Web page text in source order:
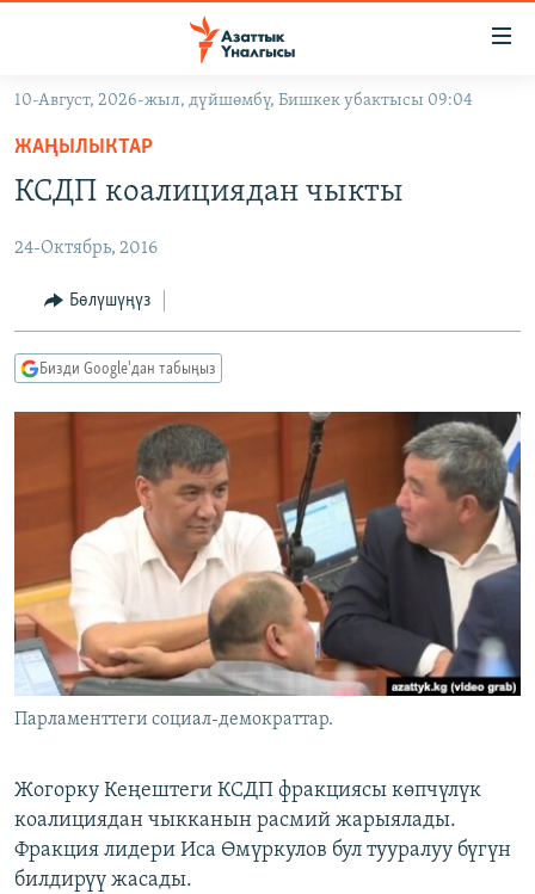
Навигацияга
өтүңүз
Издөөгө
салыңыз
САЯСАТ
ЭКОНОМИКА
ДҮЙНӨ
ДҮЙНӨ
БОРБОР АЗИЯ
УКРАИНА
АТАЙЫН ИЛИКТӨӨ
БҮГҮН АЗАТТЫКТА
ЭКСПЕРТТЕР ТАЛДАЙТ
БИЗ ЖАНА ДҮЙНӨ
ЭЖЕ-СИҢДИЛЕР
АЗАТТЫК+
ЫҢГАЙСЫЗ СУРООЛОР
ПОДКАСТ
ӨЗГӨЧӨ ПИКИР
Русский
ОНЛАЙН ШЕРИНЕ
ЭЕ/АРнун бардык сайттары
10-Август, 2026-жыл, дүйшөмбү, Бишкек убактысы 09:04
ЖАҢЫЛЫКТАР
КСДП коалициядан чыкты
24-Октябрь, 2016
Бөлүшүңүз
Бизди Google'дан табыңыз
Парламенттеги социал-демократтар.
Жогорку Кеңештеги КСДП фракциясы көпчүлүк
коалициядан чыкканын расмий жарыялады.
Фракция лидери Иса Өмүркулов бул тууралуу бүгүн
билдирүү жасады.